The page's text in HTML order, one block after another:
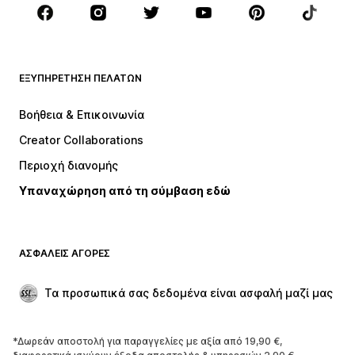
Αξεσουάρ
Premium
ΝΕΑ
Εσώρουχα
Παλτό
Φούστες
Περιστάσεις
Aποκλειστικά
ΠΑΠΟΎΤΣΙΑ
ΕΞΥΠΗΡΈΤΗΣΗ ΠΕΛΑΤΏΝ
Βοήθεια & Επικοινωνία
Creator Collaborations
Περιοχή διανομής
Υπαναχώρηση από τη σύμβαση εδώ
ΑΣΦΑΛΕΊΣ ΑΓΟΡΈΣ
Τα προσωπικά σας δεδομένα είναι ασφαλή μαζί μας
*Δωρεάν αποστολή για παραγγελίες με αξία από 19,90 €,